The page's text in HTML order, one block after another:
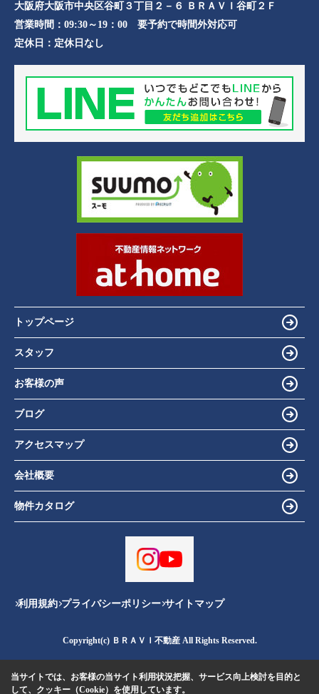
大阪府大阪市中央区谷町３丁目２－６ ＢＲＡＶＩ谷町２Ｆ
営業時間： 09:30～19：00 要予約で時間外対応可
定休日： 定休日なし
トップページ
スタッフ
お客様の声
ブログ
アクセスマップ
会社概要
物件カタログ
利用規約 プライバシーポリシー サイトマップ
Copyright(c) ＢＲＡＶＩ不動産 All Rights Reserved.
当サイトでは、お客様の当サイト利用状況把握、サービス向上検討を目的と
して、クッキー（Cookie）を使用しています。